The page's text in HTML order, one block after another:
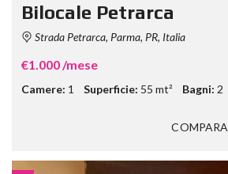
Bilocale Petrarca
Strada Petrarca, Parma, PR, Italia
€1.000 /mese
Camere: 1 Superficie: 55 mt² Bagni: 2
COMPARA